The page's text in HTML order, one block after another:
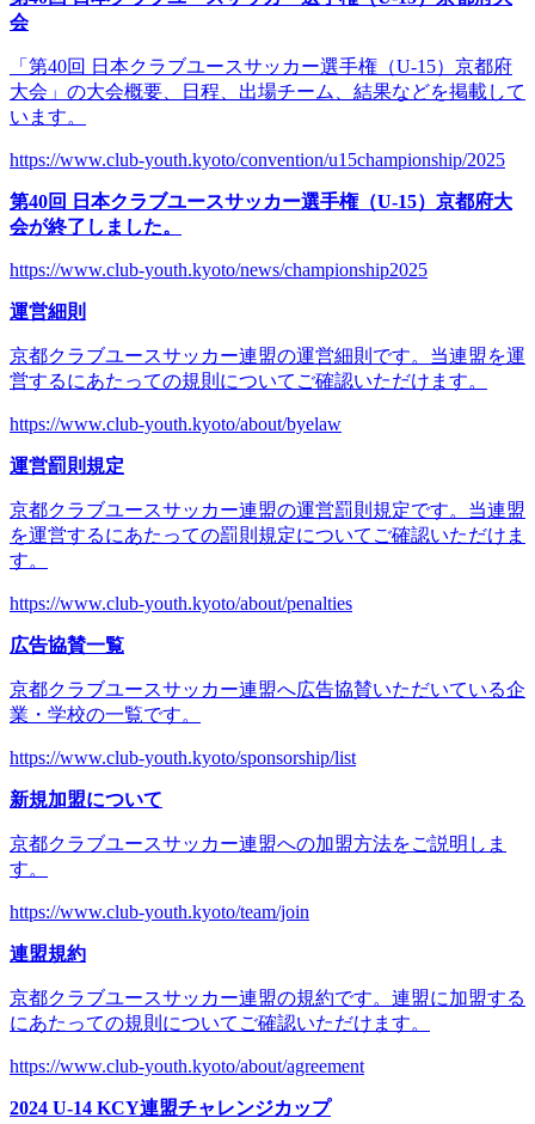
会
「第40回 日本クラブユースサッカー選手権（U-15）京都府
大会」の大会概要、日程、出場チーム、結果などを掲載して
います。
https://www.club-youth.kyoto/convention/u15championship/2025
第40回 日本クラブユースサッカー選手権（U-15）京都府大
会が終了しました。
https://www.club-youth.kyoto/news/championship2025
運営細則
京都クラブユースサッカー連盟の運営細則です。当連盟を運
営するにあたっての規則についてご確認いただけます。
https://www.club-youth.kyoto/about/byelaw
運営罰則規定
京都クラブユースサッカー連盟の運営罰則規定です。当連盟
を運営するにあたっての罰則規定についてご確認いただけま
す。
https://www.club-youth.kyoto/about/penalties
広告協賛一覧
京都クラブユースサッカー連盟へ広告協賛いただいている企
業・学校の一覧です。
https://www.club-youth.kyoto/sponsorship/list
新規加盟について
京都クラブユースサッカー連盟への加盟方法をご説明しま
す。
https://www.club-youth.kyoto/team/join
連盟規約
京都クラブユースサッカー連盟の規約です。連盟に加盟する
にあたっての規則についてご確認いただけます。
https://www.club-youth.kyoto/about/agreement
2024 U-14 KCY連盟チャレンジカップ